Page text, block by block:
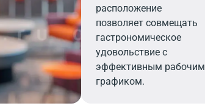
расположение
позволяет совмещать
гастрономическое
удовольствие с
эффективным рабочим
графиком.